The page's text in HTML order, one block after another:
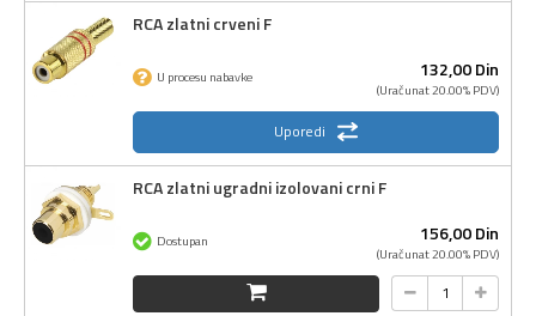
RCA zlatni crveni F
132,00Din
(Uračunat 20.00% PDV)
U procesu nabavke
Uporedi
RCA zlatni ugradni izolovani crni F
156,00Din
(Uračunat 20.00% PDV)
Dostupan